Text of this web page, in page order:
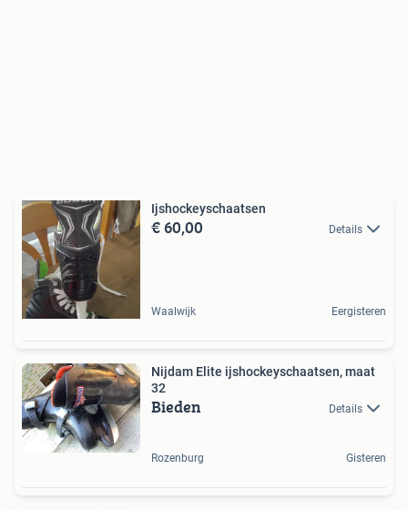
Ijshockeyschaatsen
€ 60,00 Details
Waalwijk Eergisteren
Nijdam Elite ijshockeyschaatsen, maat
32
Bieden Details
Rozenburg Gisteren